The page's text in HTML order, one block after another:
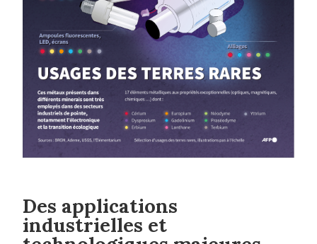
Des applications
industrielles et